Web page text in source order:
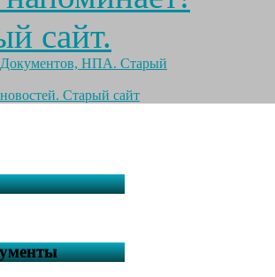
сайт.
НПА. Старый
Старый сайт